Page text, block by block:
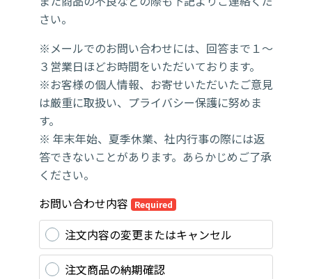
さい。
※メールでのお問い合わせには、回答まで１～
３営業日ほどお時間をいただいております。
※お客様の個人情報、お寄せいただいたご意見
は厳重に取扱い、プライバシー保護に努めま
す。
※ 年末年始、夏季休業、社内行事の際には返
答できないことがあります。あらかじめご了承
ください。
お問い合わせ内容
Required
注文内容の変更またはキャンセル
注文商品の納期確認